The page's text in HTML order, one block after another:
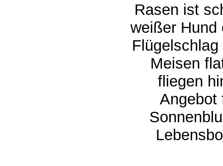
Rasen ist
weißer Hund
Meisen
fliegen
Angebot